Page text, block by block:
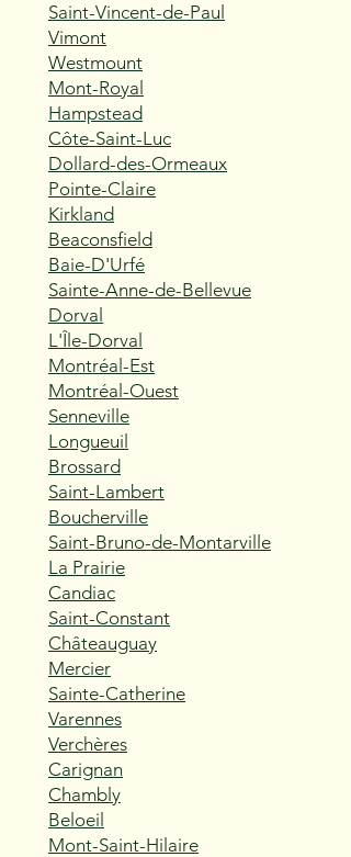
Saint-Vincent-de-Paul
Vimont
Westmount
Mont-Royal
Hampstead
Côte-Saint-Luc
Dollard-des-Ormeaux
Pointe-Claire
Kirkland
Beaconsfield
Baie-D'Urfé
Sainte-Anne-de-Bellevue
Dorval
L'Île-Dorval
Montréal-Est
Montréal-Ouest
Senneville
Longueuil
Brossard
Saint-Lambert
Boucherville
Saint-Bruno-de-Montarville
La Prairie
Candiac
Saint-Constant
Châteauguay
Mercier
Sainte-Catherine
Varennes
Verchères
Carignan
Chambly
Beloeil
Mont-Saint-Hilaire